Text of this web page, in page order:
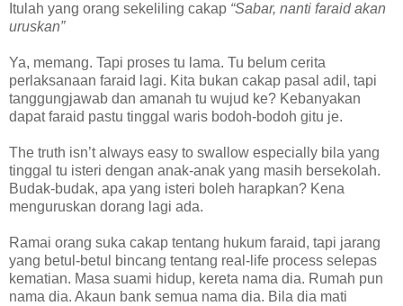
Itulah yang orang sekeliling cakap “Sabar, nanti faraid akan
uruskan”
Ya, memang. Tapi proses tu lama. Tu belum cerita
perlaksanaan faraid lagi. Kita bukan cakap pasal adil, tapi
tanggungjawab dan amanah tu wujud ke? Kebanyakan
dapat faraid pastu tinggal waris bodoh-bodoh gitu je.
The truth isn’t always easy to swallow especially bila yang
tinggal tu isteri dengan anak-anak yang masih bersekolah.
Budak-budak, apa yang isteri boleh harapkan? Kena
menguruskan dorang lagi ada.
Ramai orang suka cakap tentang hukum faraid, tapi jarang
yang betul-betul bincang tentang real-life process selepas
kematian. Masa suami hidup, kereta nama dia. Rumah pun
nama dia. Akaun bank semua nama dia. Bila dia mati